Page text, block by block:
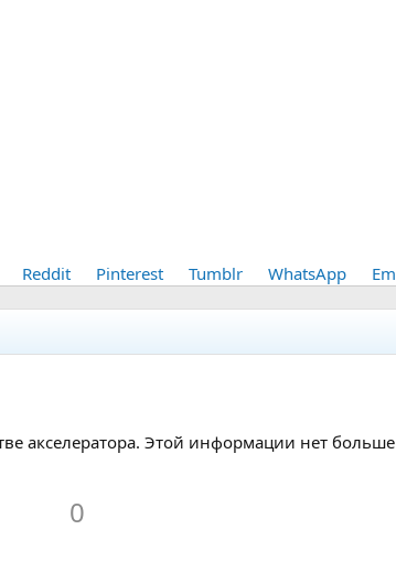
Reddit Pinterest Tumblr WhatsApp
акселератора. Этой информации нет
0